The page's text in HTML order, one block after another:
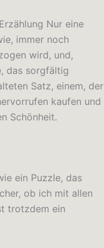
Nur eine
immer noch
wird, und,
das sorgfältig
Satz, einem, der
kaufen und
Schönheit.
ein Puzzle, das
ob ich mit allen
trotzdem ein